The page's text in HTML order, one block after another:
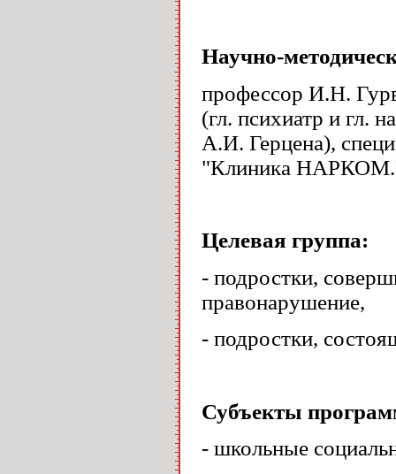
Научно-
профессор И.Н.
(гл. психиатр и
А.И. Герцена),
"Клиника
Целевая группа:
- подростки,
правонарушение,
- подростки,
Субъекты
- школьные